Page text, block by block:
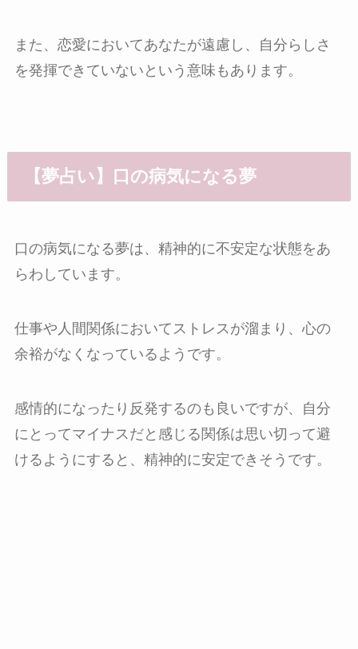
また、恋愛においてあなたが遠慮し、自分らしさ
を発揮できていないという意味もあります。
【夢占い】口の病気になる夢
口の病気になる夢は、精神的に不安定な状態をあ
らわしています。
仕事や人間関係においてストレスが溜まり、心の
余裕がなくなっているようです。
感情的になったり反発するのも良いですが、自分
にとってマイナスだと感じる関係は思い切って避
けるようにすると、精神的に安定できそうです。